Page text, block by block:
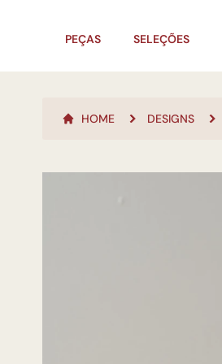
PEÇAS SELEÇÕES
HOME DESIGNS